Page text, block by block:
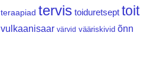
teraapiad tervis toiduretsept toit
vulkaanisaar värvid vääriskivid õnn